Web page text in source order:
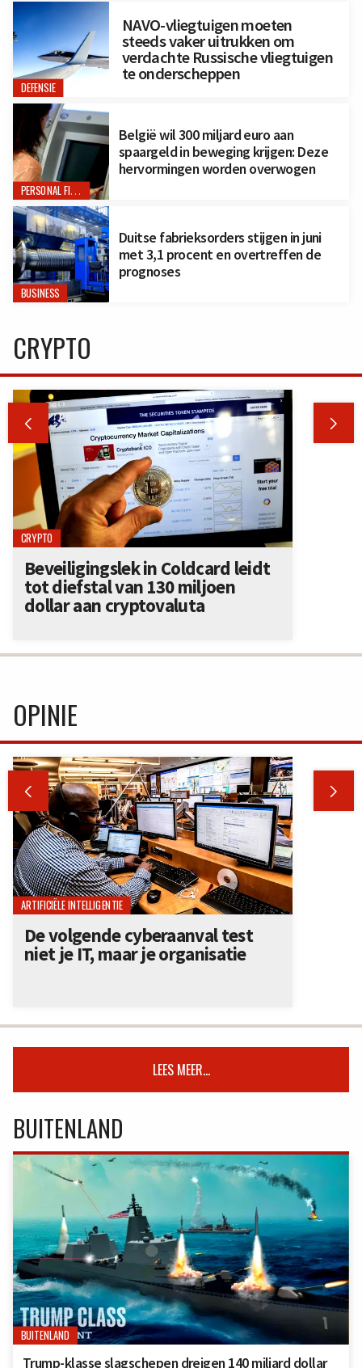
DEFENSIE
NAVO-vliegtuigen moeten
steeds vaker uitrukken om
verdachte Russische vliegtuigen
te onderscheppen
PERSONAL FINANCE
België wil 300 miljard euro aan
spaargeld in beweging krijgen: Deze
hervormingen worden overwogen
BUSINESS
Duitse fabrieksorders stijgen in juni
met 3,1 procent en overtreffen de
prognoses
CRYPTO
 
CRYPTO
Beveiligingslek in Coldcard leidt
tot diefstal van 130 miljoen
dollar aan cryptovaluta
OPINIE
 
ARTIFICIËLE INTELLIGENTIE
De volgende cyberaanval test
niet je IT, maar je organisatie
LEES MEER...
BUITENLAND
BUITENLAND
Trump-klasse slagschepen dreigen 140 miljard dollar